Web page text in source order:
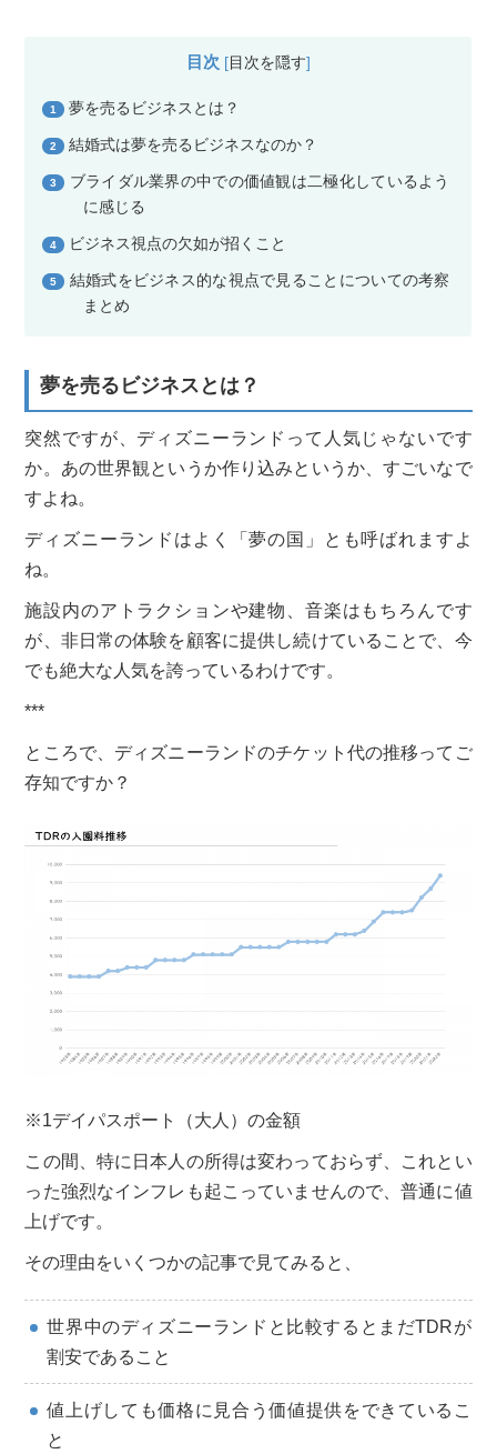
目次 [目次を隠す]
1 夢を売るビジネスとは？
2 結婚式は夢を売るビジネスなのか？
3
ブライダル業界の中での価値観は二極化しているよう
に感じる
4 ビジネス視点の欠如が招くこと
5
結婚式をビジネス的な視点で見ることについての考察
まとめ
夢を売るビジネスとは？
突然ですが、ディズニーランドって人気じゃないです
か。あの世界観というか作り込みというか、すごいなで
すよね。
ディズニーランドはよく「夢の国」とも呼ばれますよ
ね。
施設内のアトラクションや建物、音楽はもちろんです
が、非日常の体験を顧客に提供し続けていることで、今
でも絶大な人気を誇っているわけです。
***
ところで、ディズニーランドのチケット代の推移ってご
存知ですか？
※1デイパスポート（大人）の金額
この間、特に日本人の所得は変わっておらず、これとい
った強烈なインフレも起こっていませんので、普通に値
上げです。
その理由をいくつかの記事で見てみると、
世界中のディズニーランドと比較するとまだTDRが
割安であること
値上げしても価格に見合う価値提供をできているこ
と